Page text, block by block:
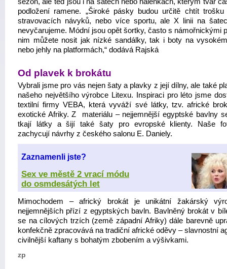
podložení ramene. „Široké pásky budou určitě chtít trošku
stravovacích návyků, nebo více sportu, ale X linii na
nevyčarujeme. Módní jsou opět šortky, často s námořnickými
nim můžete nosit jak nízké sandálky, tak i boty na
nebo jehly na platformách,“ dodává Rajská
Od plavek k brokátu
Vybrali jsme pro vás nejen šaty a plavky z její dílny, ale také
našeho největšího výrobce Litexu. Inspiraci pro léto jsme
textilní firmy VEBA, která vyváží své látky, tzv. africké
exotické Afriky. Z materiálu – nejjemnější egyptské bavlny
tkají látky a šijí také šaty pro evropské klienty. Naše
zachycují návrhy z českého salonu E. Daniely.
Zaznamenli jste?
Sex ve městě 2 vrací módu
do osmdesátých let
Mimochodem – africký brokát je unikátní žakárský
nejjemnějších přízí z egyptských bavln. Bavlněný brokát v
se na cílových trzích (země západní Afriky) dále barevně
konfekčně zpracovává na tradiční africké oděvy – slavnostní
civilnější kaftany s bohatým zbobením a výšivkami.
zp